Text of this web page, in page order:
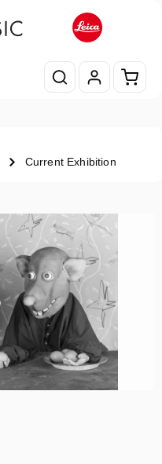
Il
Current Exhibition